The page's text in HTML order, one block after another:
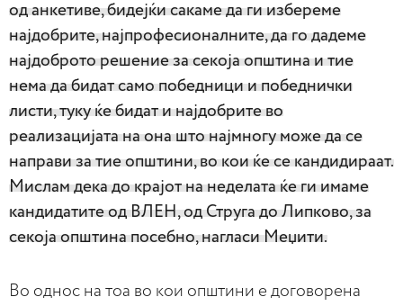
од анкетиве, бидејќи сакаме да ги избереме
најдобрите, најпрофесионалните, да го дадеме
најдоброто решение за секоја општина и тие
нема да бидат само победници и победнички
листи, туку ќе бидат и најдобрите во
реализацијата на она што најмногу може да се
направи за тие општини, во кои ќе се кандидираат.
Мислам дека до крајот на неделата ќе ги имаме
кандидатите од ВЛЕН, од Струга до Липково, за
секоја општина посебно, нагласи Меџити.
Во однос на тоа во кои општини е договорена